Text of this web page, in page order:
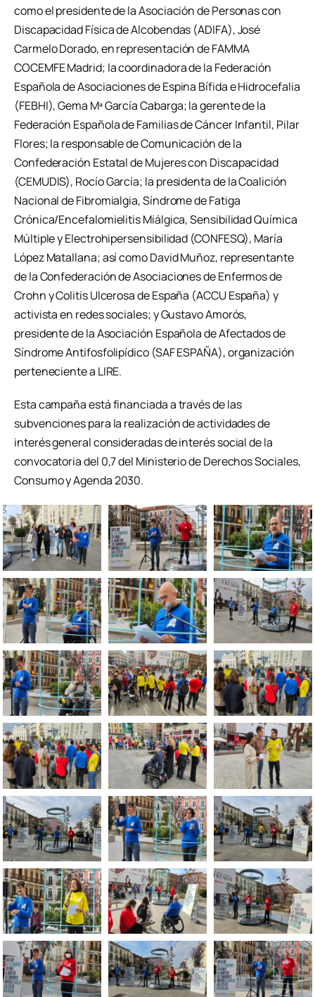
como el presidente de la Asociación de Personas con
Discapacidad Física de Alcobendas (ADIFA), José
Carmelo Dorado, en representación de FAMMA
COCEMFE Madrid; la coordinadora de la Federación
Española de Asociaciones de Espina Bífida e Hidrocefalia
(FEBHI), Gema Mª García Cabarga; la gerente de la
Federación Española de Familias de Cáncer Infantil, Pilar
Flores; la responsable de Comunicación de la
Confederación Estatal de Mujeres con Discapacidad
(CEMUDIS), Rocío García; la presidenta de la Coalición
Nacional de Fibromialgia, Síndrome de Fatiga
Crónica/Encefalomielitis Miálgica, Sensibilidad Química
Múltiple y Electrohipersensibilidad (CONFESQ), María
López Matallana; así como David Muñoz, representante
de la Confederación de Asociaciones de Enfermos de
Crohn y Colitis Ulcerosa de España (ACCU España) y
activista en redes sociales; y Gustavo Amorós,
presidente de la Asociación Española de Afectados de
Síndrome Antifosfolipídico (SAF ESPAÑA), organización
perteneciente a LIRE.
Esta campaña está financiada a través de las
subvenciones para la realización de actividades de
interés general consideradas de interés social de la
convocatoria del 0,7 del Ministerio de Derechos Sociales,
Consumo y Agenda 2030.